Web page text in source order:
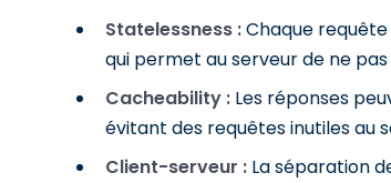
Statelessness :Chaque
qui permet au serveur de ne
Cacheability : Les réponses
évitant des requêtes inutiles au
Client-serveur : La séparation